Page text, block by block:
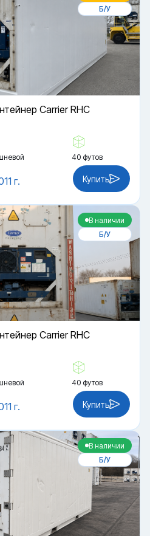
Б/У
Carrier RHC
40 футов
г. Купить
В наличии
Б/У
Carrier RHC
40 футов
г. Купить
В наличии
Б/У